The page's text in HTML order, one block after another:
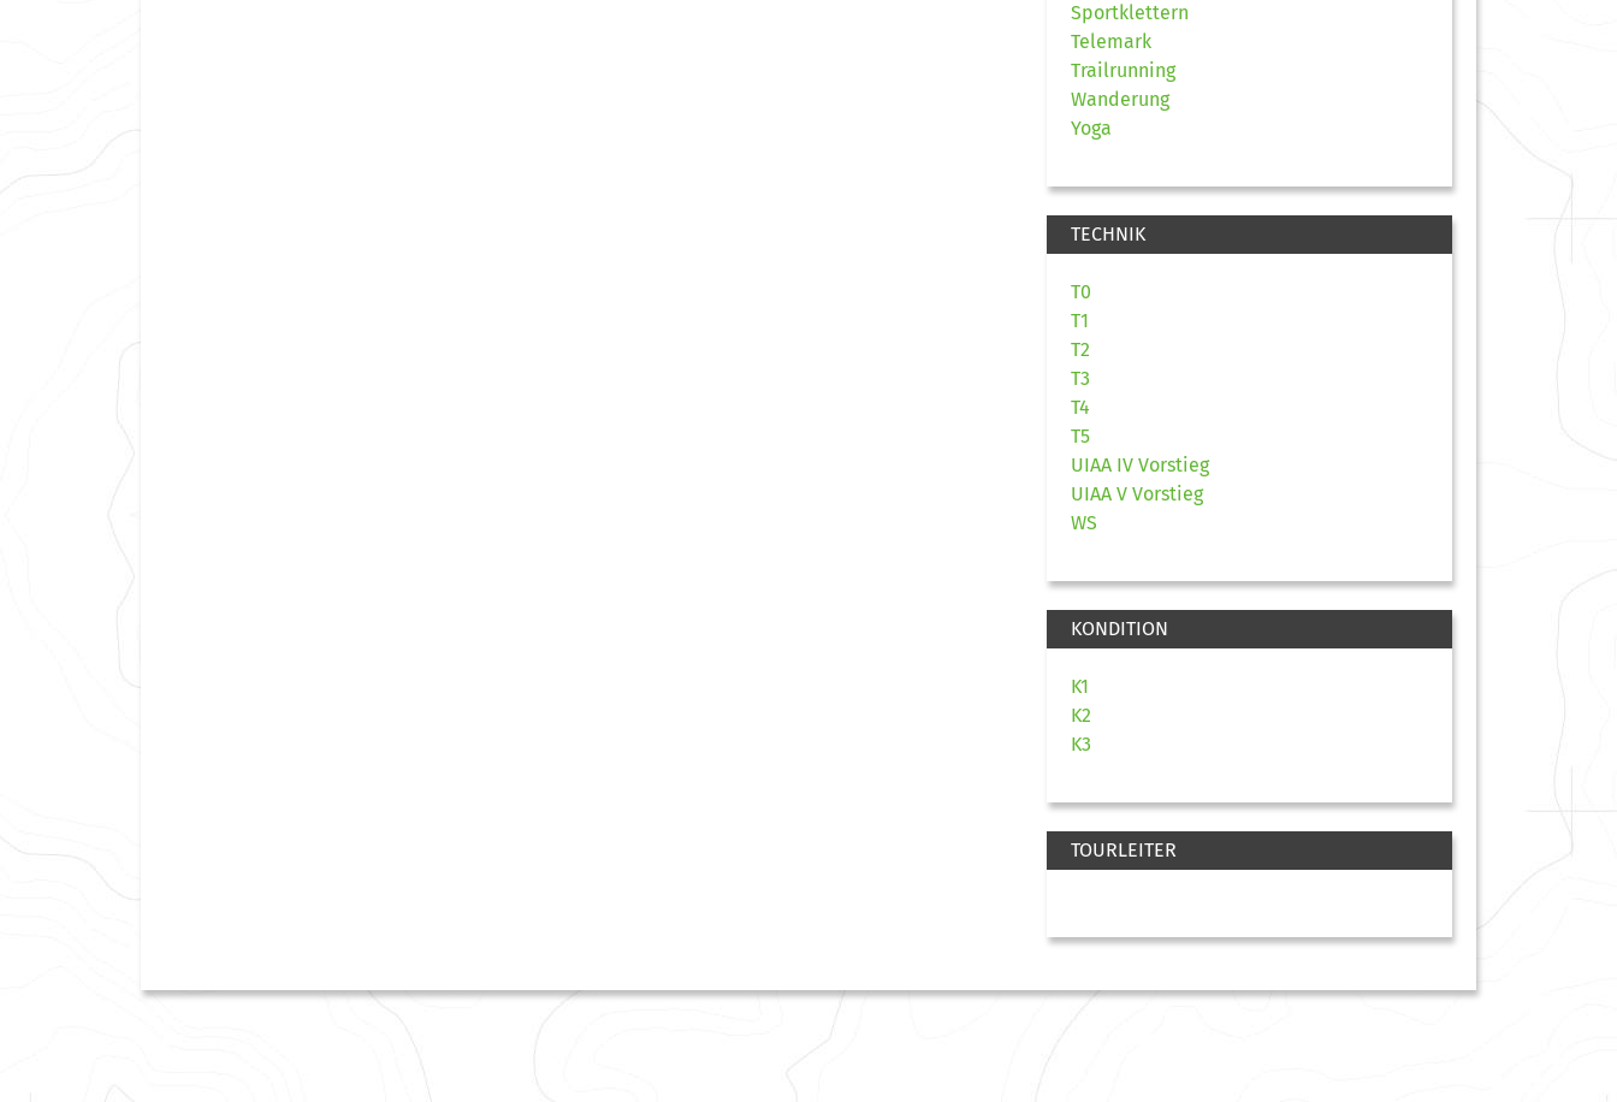
Sportklettern
Telemark
Trailrunning
Wanderung
Yoga
TECHNIK
T0
T1
T2
T3
T4
T5
UIAA IV Vorstieg
UIAA V Vorstieg
WS
KONDITION
K1
K2
K3
TOURLEITER